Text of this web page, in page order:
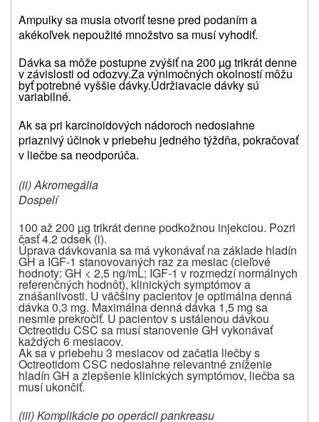
Ampulky sa musia otvoriť tesne pred podaním a
akékoľvek nepoužité množstvo sa musí vyhodiť.
Dávka sa môže postupne zvýšiť na 200 µg trikrát denne
v závislosti od odozvy.Za výnimočných okolností môžu
byť potrebné vyššie dávky.Udržiavacie dávky sú
variabilné.
Ak sa pri karcinoidových nádoroch nedosiahne
priaznivý účinok v priebehu jedného týždňa, pokračovať
v liečbe sa neodporúča.
(ii) Akromegália
Dospelí
100 až 200 µg trikrát denne podkožnou injekciou. Pozri
časť 4.2 odsek (i).
Úprava dávkovania sa má vykonávať na základe hladín
GH a IGF-1 stanovovaných raz za mesiac (cieľové
hodnoty: GH < 2,5 ng/mL; IGF-1 v rozmedzí normálnych
referenčných hodnôt), klinických symptómov a
znášanlivosti. U väčšiny pacientov je optimálna denná
dávka 0,3 mg. Maximálna denná dávka 1,5 mg sa
nesmie prekročiť. U pacientov s ustálenou dávkou
Octreotidu CSC sa musí stanovenie GH vykonávať
každých 6 mesiacov.
Ak sa v priebehu 3 mesiacov od začatia liečby s
Octreotidom CSC nedosiahne relevantné zníženie
hladín GH a zlepšenie klinických symptómov, liečba sa
musí ukončiť.
(iii) Komplikácie po operácii pankreasu